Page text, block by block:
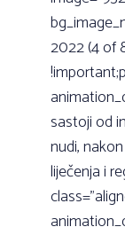
2022 (4 of
sastoji od
nudi,
liječenja i